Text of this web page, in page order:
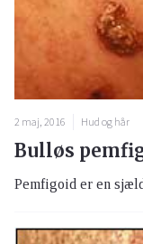
2 maj, 2016 Hud og hår
Bulløs
Pemfigoid er en